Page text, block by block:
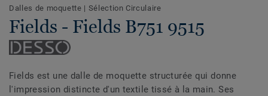
Dalles de moquette | Sélection Circulaire
Fields - Fields B751 9515
Fields est une dalle de moquette structurée qui donne
l'impression distincte d'un textile tissé à la main. Ses